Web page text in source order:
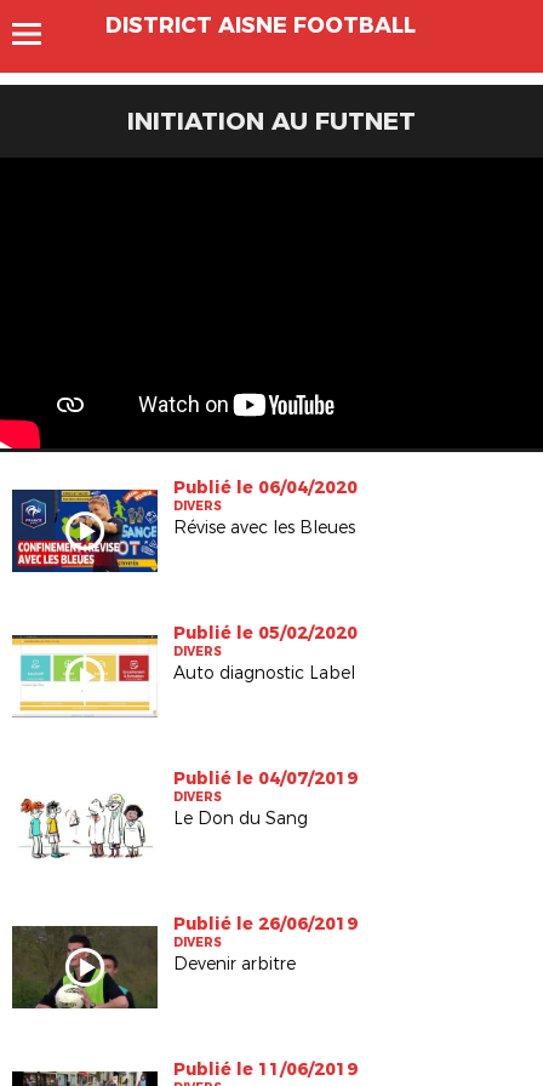
DISTRICT AISNE FOOTBALL
INITIATION AU FUTNET
Publié le 06/04/2020
DIVERS
Révise avec les Bleues
Publié le 05/02/2020
DIVERS
Auto diagnostic Label
Publié le 04/07/2019
DIVERS
Le Don du Sang
Publié le 26/06/2019
DIVERS
Devenir arbitre
Publié le 11/06/2019